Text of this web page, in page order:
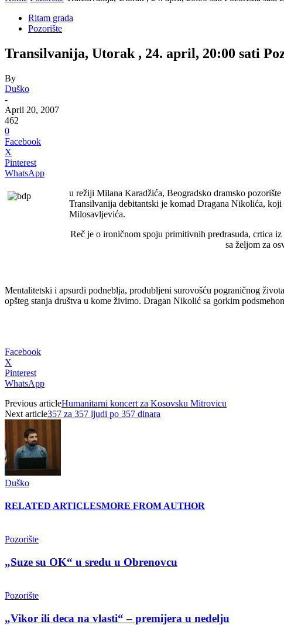
Ritam grada
Pozorište
Transilvanija, Utorak , 24. april, 20:00 sati
By
Duško
-
April 20, 2007
462
0
Facebook
X
Pinterest
WhatsApp
u režiji Milana Karadžića, Beogradsko dramsko pozorište
Transilvanija debitantski je komad Dragana Nikolića,
Milosavljevića.
Reč je o ironičnom spoju primitivnih predrasuda, crtica
sa željom za
Mentalitetski i apsurdi podneblja, produbljeni surovošću pograničnog
opšteg stanja društva u kome živimo. Dragan Nikolić sa gorkim
Facebook
X
Pinterest
WhatsApp
Previous articleHumanitarni koncert za Kosovsku Mitrovicu
Next article357 za 357 ljudi po 357 dinara
Duško
RELATED ARTICLESMORE FROM AUTHOR
Pozorište
„Suze su OK“ u sredu u Obrenovcu
Pozorište
„Vikor ili deca na vlasti“ – premijera u nedelju